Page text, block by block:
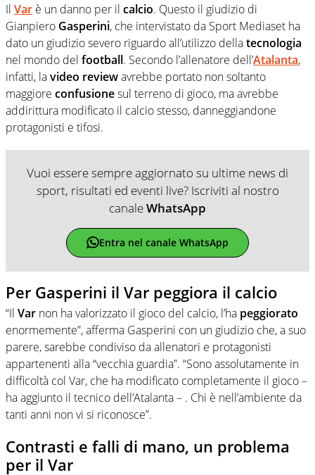
Il Var è un danno per il calcio. Questo il giudizio di
Gianpiero Gasperini, che intervistato da Sport Mediaset ha
dato un giudizio severo riguardo all’utilizzo dellatecnologia
nel mondo del football. Secondo l’allenatore dell’Atalanta,
infatti, lavideo reviewavrebbe portato non soltanto
maggiore confusionesul terreno di gioco, ma avrebbe
addirittura modificato il calcio stesso, danneggiandone
protagonisti e tifosi.
Vuoi essere sempre aggiornato su ultime news di
sport, risultati ed eventi live? Iscriviti al nostro
canaleWhatsApp
Entra nel canale WhatsApp
Per Gasperini il Var peggiora il calcio
“Il Var non ha valorizzato il gioco del calcio, l’ha peggiorato
enormemente”, afferma Gasperini con un giudizio che, a suo
parere, sarebbe condiviso da allenatori e protagonisti
appartenenti alla “vecchia guardia”. “Sono assolutamente in
difficoltà col Var, che ha modificato completamente il gioco –
ha aggiunto il tecnico dell’Atalanta – . Chi è nell’ambiente da
tanti anni non vi si riconosce”.
Contrasti e falli di mano, un problema
per il Var